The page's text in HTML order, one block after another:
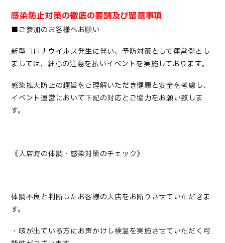
感染防止対策の徹底の要請及び留意事項
■ご参加のお客様へお願い
新型コロナウイルス発生に伴い、予防対策として運営側とし
ましては、細心の注意を払いイベントを実施しております。
感染拡大防止の趣旨をご理解いただき健康と安全を考慮し、
イベント運営において下記の対応とご協力をお願い致しま
す。
《入店時の体調・感染対策のチェック》
体調不良と判断したお客様の入店をお断りさせていただきま
す。
・咳が出ている方にお声かけし検温を実施させていただく可